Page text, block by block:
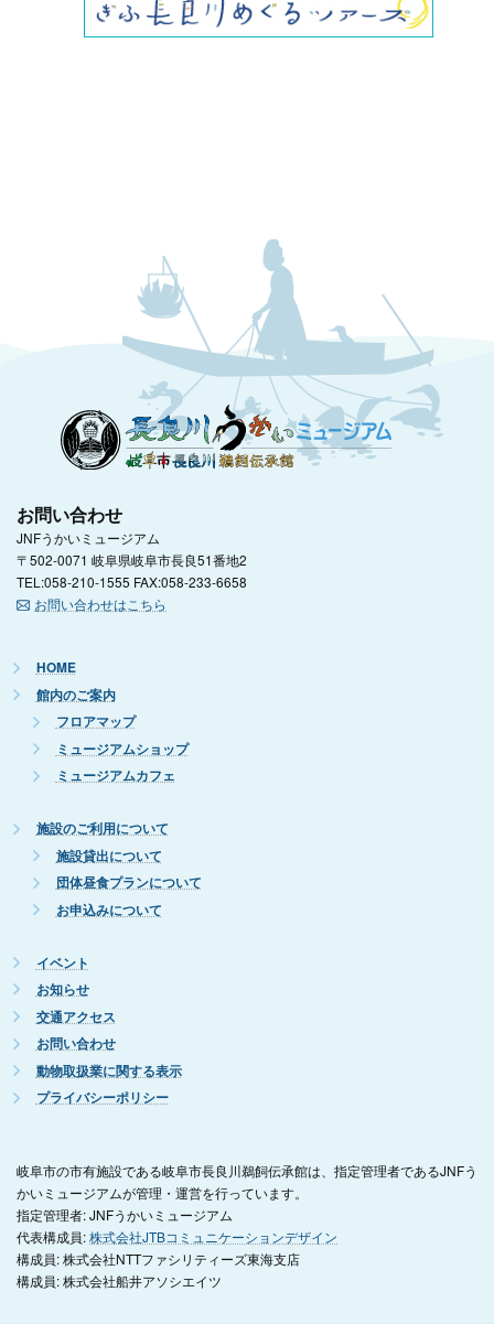
お問い合わせ
JNFうかいミュージアム
〒502-0071 岐阜県岐阜市長良51番地2
TEL:058-210-1555 FAX:058-233-6658
お問い合わせはこちら
HOME
館内のご案内
フロアマップ
ミュージアムショップ
ミュージアムカフェ
施設のご利用について
施設貸出について
団体昼食プランについて
お申込みについて
イベント
お知らせ
交通アクセス
お問い合わせ
動物取扱業に関する表示
プライバシーポリシー
岐阜市の市有施設である岐阜市長良川鵜飼伝承館は、指定管理者であるJNFう
かいミュージアムが管理・運営を行っています。
指定管理者: JNFうかいミュージアム
代表構成員:株式会社JTBコミュニケーションデザイン
構成員: 株式会社NTTファシリティーズ東海支店
構成員: 株式会社船井アソシエイツ